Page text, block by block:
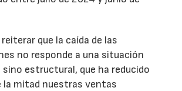
que la caída de las
no responde a una situación
estructural, que ha reducido
la mitad nuestras ventas